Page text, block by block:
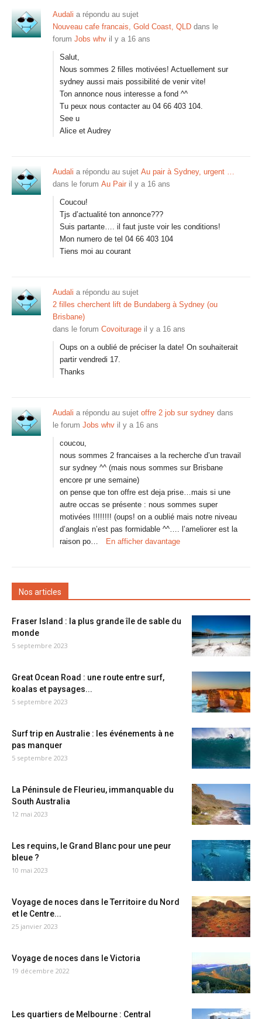
Audali a répondu au sujet
Nouveau cafe francais, Gold Coast, QLD dans le
forum Jobs whv il y a 16 ans
Salut,
Nous sommes 2 filles motivées! Actuellement sur
sydney aussi mais possibilité de venir vite!
Ton annonce nous interesse a fond ^^
Tu peux nous contacter au 04 66 403 104.
See u
Alice et Audrey
Audali a répondu au sujet Au pair à Sydney, urgent …
dans le forum Au Pair il y a 16 ans
Coucou!
Tjs d’actualité ton annonce???
Suis partante…. il faut juste voir les conditions!
Mon numero de tel 04 66 403 104
Tiens moi au courant
Audali a répondu au sujet
2 filles cherchent lift de Bundaberg à Sydney (ou
Brisbane)
dans le forum Covoiturage il y a 16 ans
Oups on a oublié de préciser la date! On souhaiterait
partir vendredi 17.
Thanks
Audali a répondu au sujet offre 2 job sur sydney dans
le forum Jobs whv il y a 16 ans
coucou,
nous sommes 2 francaises a la recherche d’un travail
sur sydney ^^ (mais nous sommes sur Brisbane
encore pr une semaine)
on pense que ton offre est deja prise…mais si une
autre occas se présente : nous sommes super
motivées !!!!!!!! (oups! on a oublié mais notre niveau
d’anglais n’est pas formidable ^^…. l’ameliorer est la
raison po…
En afficher davantage
Nos articles
Fraser Island : la plus grande île de sable du
monde
5 septembre 2023
Great Ocean Road : une route entre surf,
koalas et paysages...
5 septembre 2023
Surf trip en Australie : les événements à ne
pas manquer
5 septembre 2023
La Péninsule de Fleurieu, immanquable du
South Australia
12 mai 2023
Les requins, le Grand Blanc pour une peur
bleue ?
10 mai 2023
Voyage de noces dans le Territoire du Nord
et le Centre...
25 janvier 2023
Voyage de noces dans le Victoria
19 décembre 2022
Les quartiers de Melbourne : Central